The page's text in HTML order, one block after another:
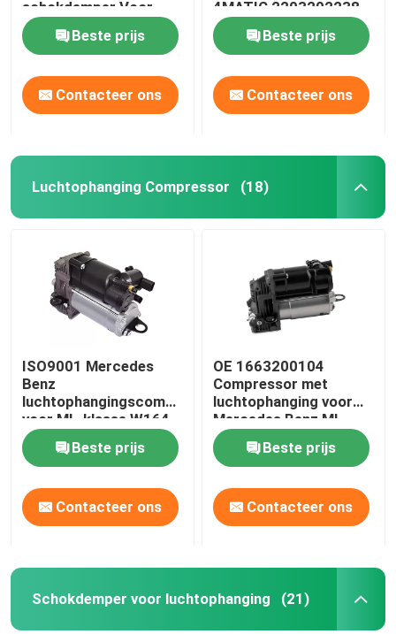
schokdemper Voor
Mercedes-Benz W220
4MATICBeste prijs
Contacteer ons
4MATIC 2203202238
Beste prijs
Contacteer ons
Luchtophanging Compressor (18)
ISO9001 Mercedes
Benz
luchtophangingscompressor
voor ML-klasse W164
1643201204
Beste prijs
Contacteer ons
OE 1663200104
Compressor met
luchtophanging voor
Mercedes Benz ML-
klasse W166
Beste prijs
Contacteer ons
Schokdemper voor luchtophanging (21)